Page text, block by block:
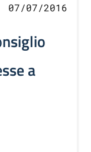
07/07/2016
a